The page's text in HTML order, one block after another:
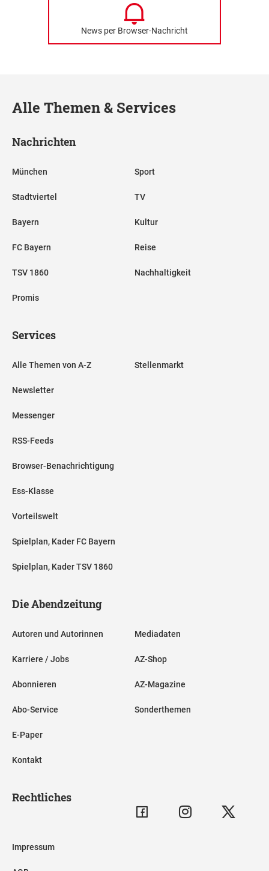
News per Browser-Nachricht
Alle Themen & Services
Nachrichten
München
Stadtviertel
Bayern
FC Bayern
TSV 1860
Promis
Sport
TV
Kultur
Reise
Nachhaltigkeit
Services
Alle Themen von A-Z
Newsletter
Messenger
RSS-Feeds
Browser-Benachrichtigung
Ess-Klasse
Vorteilswelt
Spielplan, Kader FC Bayern
Spielplan, Kader TSV 1860
Stellenmarkt
Die Abendzeitung
Autoren und Autorinnen
Karriere / Jobs
Abonnieren
Abo-Service
E-Paper
Kontakt
Mediadaten
AZ-Shop
AZ-Magazine
Sonderthemen
Rechtliches
Impressum